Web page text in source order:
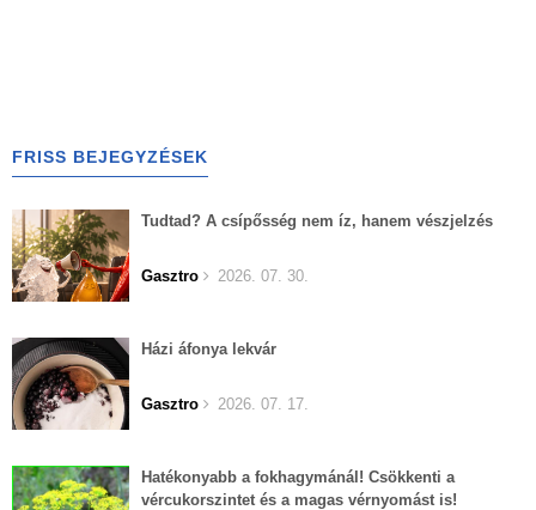
FRISS BEJEGYZÉSEK
Tudtad? A csípősség nem íz, hanem vészjelzés
Gasztro 2026. 07. 30.
Házi áfonya lekvár
Gasztro 2026. 07. 17.
Hatékonyabb a fokhagymánál! Csökkenti a
vércukorszintet és a magas vérnyomást is!